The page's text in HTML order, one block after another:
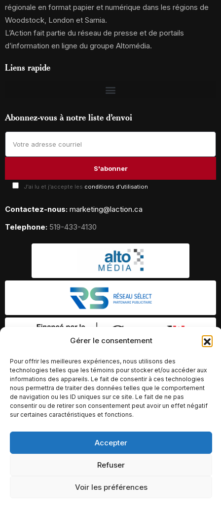
Gérer le consentement
Pour offrir les meilleures expériences, nous utilisons des
technologies telles que les témoins pour stocker et/ou accéder aux
informations des appareils. Le fait de consentir à ces technologies
nous permettra de traiter des données telles que le comportement
de navigation ou les ID uniques sur ce site. Le fait de ne pas
consentir ou de retirer son consentement peut avoir un effet négatif
sur certaines caractéristiques et fonctions.
Accepter
Refuser
Voir les préférences
régionale en format papier et numérique dans les régions de
Woodstock, London et Sarnia.
L’Action fait partie du réseau de presse et de portails
d’information en ligne du groupe Altomédia.
Liens rapide
Abonnez-vous à notre liste d’envoi
J'ai lu et j'accepte les conditions d'utilisation
Contactez-nous: marketing@laction.ca
Telephone: 519-433-4130
© Copyright 2026 – Altomédia Inc |
Ce site internet a été conçu et développé par Chameleon Ideas